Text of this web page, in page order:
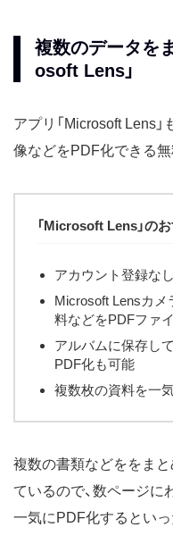
複数のデータを
osoft Lens」
アプリ「Microsoft Lens
像などをPDF化できる無
「Microsoft Lens」の
アカウント登録な
Microsoft Lensカ
料などをPDFファ
アルバムに保存し
PDF化も可能
複数枚の資料を一
複数の書類などををま
ているので、数ページ
一気にPDF化するといっ